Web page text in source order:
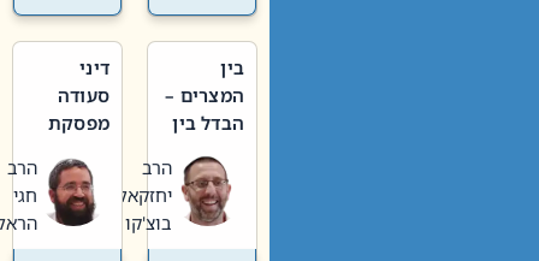
בין
המצרים –
הבדל בין
חדשה
לישנה
הרב
יחזקאל
בוצ'קו
דיני
סעודה
מפסקת
תשעה
באב
הרב
חגי
הראל